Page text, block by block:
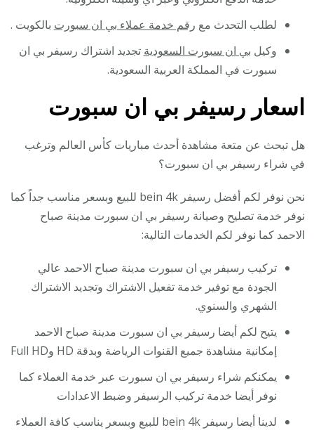
لطلب التحدث مع رقم خدمة عملاء بي ان سبورت بالكويت .
وكيل بي ان سبورت السعودية تجديد اشتراك رسيفر بي ان
سبورت في المملكة العربية السعودية.
اسعار رسيفر بي ان سبورت
هل تبحث عن متعة مشاهدة أحدث مباريات كأس العالم وترغب
في شراء رسيفر بي ان سبورت؟
نحن نوفر لكم أفضل رسيفر bein 4k للبيع وبسعر مناسب جداً كما
نوفر خدمة تصليح وصيانة رسيفر بي ان سبورت مدينة صباح
الاحمد كما نوفر لكم الخدمات التالية:
تركيب رسيفر بي ان سبورت مدينة صباح الاحمد عالي
الجودة مع توفير خدمة تفعيل الاشتراك وتجديد الاشتراك
الشهري والسنوي.
يتيح لكم أيضا رسيفر بي ان سبورت مدينة صباح الاحمد
إمكانية مشاهدة جميع القنوات الرياضة وبدقة HD وFull HD
يمكنكم شراء رسيفر بي ان سبورت عبر خدمة العملاء كما
نوفر أيضا خدمة تركيب الرسيفر وضبط الاعدادات
لدينا أيضا رسيفر bein 4k للبيع وبسعر يناسب كافة العملاء